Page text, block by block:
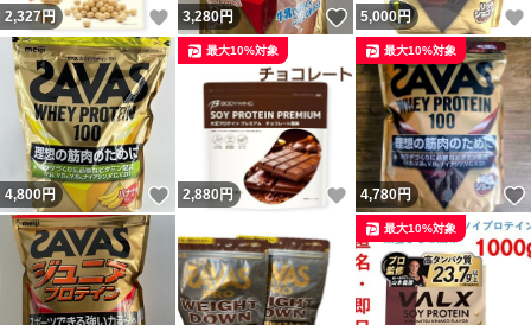
2,327円 いいね！
3,280円 いいね！
5,000円
4,800円 いいね！
2,880円 いいね！
最大10%対象
4,780円
最大10%対象
最大10%対象